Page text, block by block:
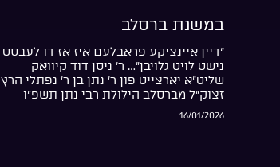
במשנת ברסלב
“דיין איינציקע פראבלעם איז אז דו לעבסט
נישט לויט גלויבן”… ר’ ניסן דוד קיוואק
שליט”א יארצייט פון ר’ נתן בן ר’ נפתלי הרץ
זצוק”ל מברסלב הילולת רבי נתן תשפ”ו
16/01/2026